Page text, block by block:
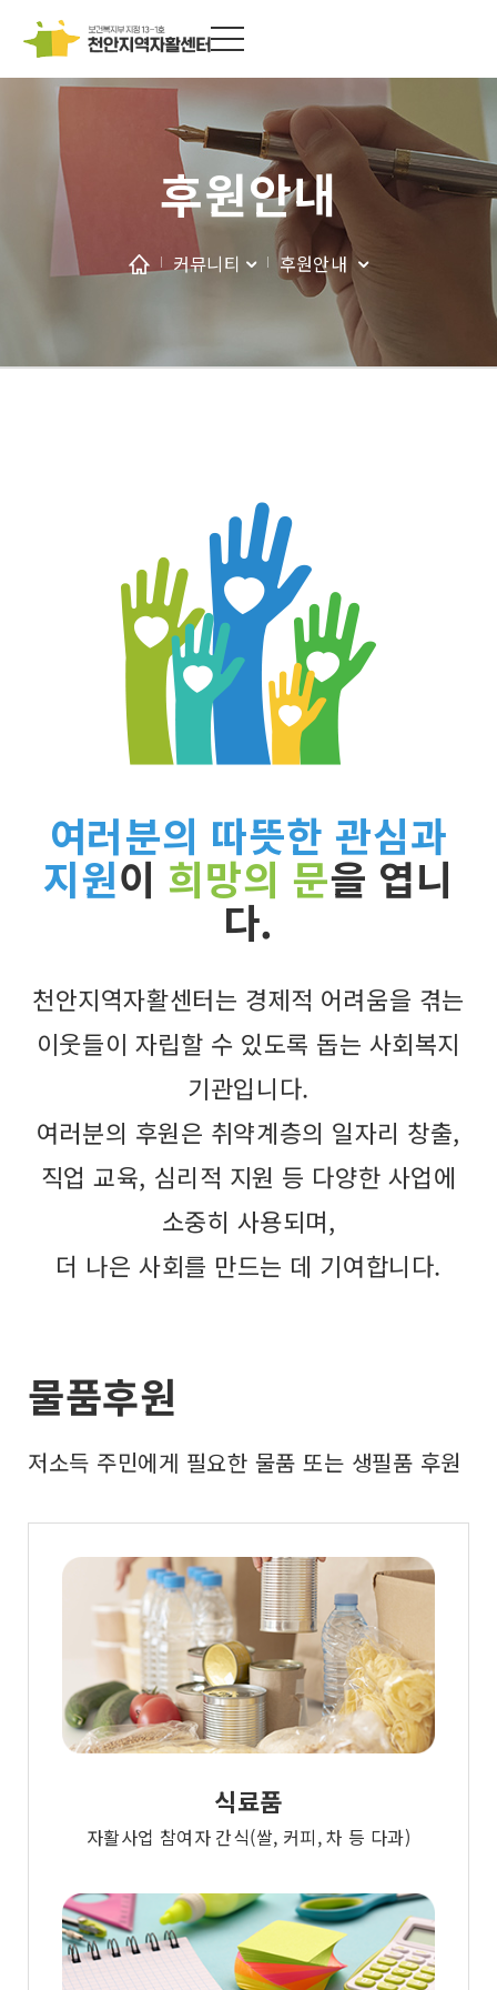
후원안내
커뮤니티 후원안내
여러분의 따뜻한 관심과
지원이 희망의 문을 엽니
다.
천안지역자활센터는 경제적 어려움을 겪는
이웃들이 자립할 수 있도록 돕는 사회복지
기관입니다.
여러분의 후원은 취약계층의 일자리 창출,
직업 교육, 심리적 지원 등 다양한 사업에
소중히 사용되며,
더 나은 사회를 만드는 데 기여합니다.
물품후원
저소득 주민에게 필요한 물품 또는 생필품 후원
식료품
자활사업 참여자 간식(쌀, 커피, 차 등 다과)